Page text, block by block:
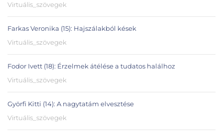
Virtuális_szövegek
Farkas Veronika (15): Hajszálakból kések
Virtuális_szövegek
Fodor Ivett (18): Érzelmek átélése a tudatos halálhoz
Virtuális_szövegek
Györfi Kitti (14): A nagytatám elvesztése
Virtuális_szövegek